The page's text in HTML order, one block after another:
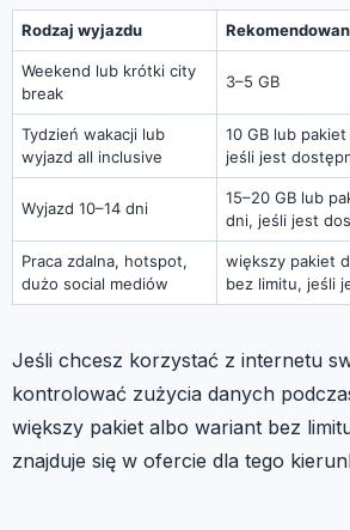
Rodzaj wyjazdu
Weekend lub krótki city
break
3–5 GB
Tydzień wakacji lub
wyjazd all inclusive
10 GB lub
jeśli jest
Wyjazd 10–14 dni
15–20 GB lub
dni, jeśli jest
Praca zdalna, hotspot,
dużo social mediów
większy pakiet
bez limitu, jeśli
Jeśli chcesz korzystać z internetu
kontrolować zużycia danych
większy pakiet albo wariant bez
znajduje się w ofercie dla tego